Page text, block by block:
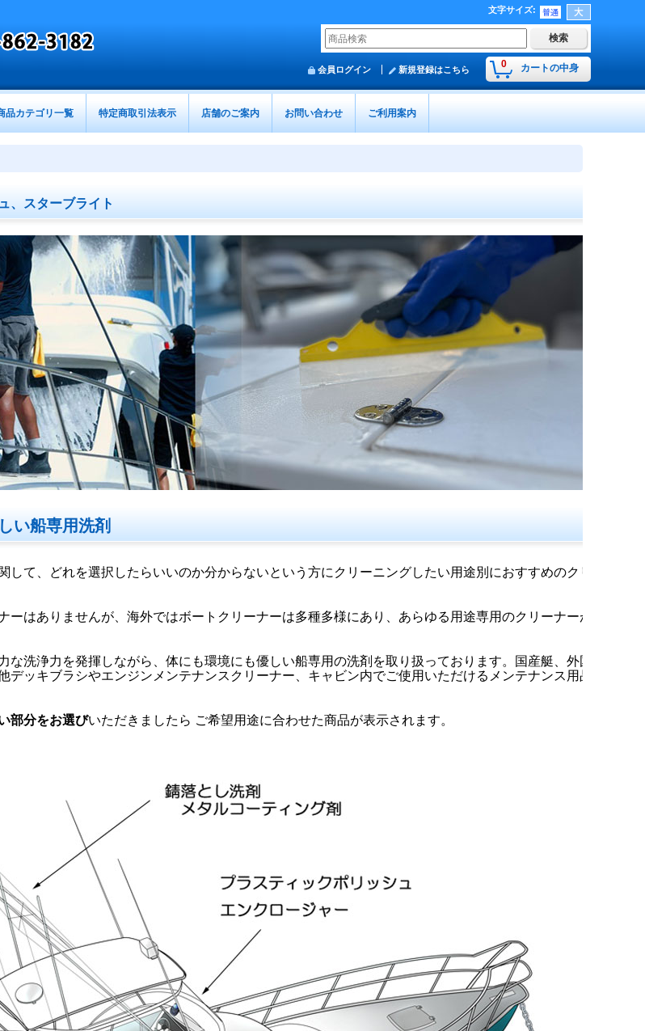
文字サイズ:
0 カートの中身
会員ログイン 新規登録はこちら
品カテゴリ一覧 特定商取引法表示 店舗のご案内 お問い合わせ ご利用案内
、スターブライト
い船専用洗剤
して、どれを選択したらいいのか分からないという方にクリーニングしたい用途別におすすめのクリ
ーはありませんが、海外ではボートクリーナーは多種多様にあり、あらゆる用途専用のクリーナーが
な洗浄力を発揮しながら、体にも環境にも優しい船専用の洗剤を取り扱っております。国産艇、外国
デッキブラシやエンジンメンテナンスクリーナー、キャビン内でご使用いただけるメンテナンス用品
部分をお選びいただきましたら ご希望用途に合わせた商品が表示されます。